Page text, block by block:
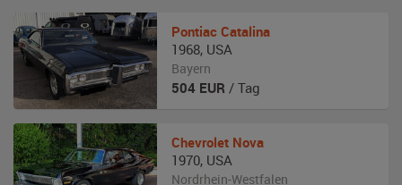
Pontiac Catalina
1968, USA
Bayern
504 EUR / Tag
Chevrolet Nova
1970, USA
Nordrhein-Westfalen